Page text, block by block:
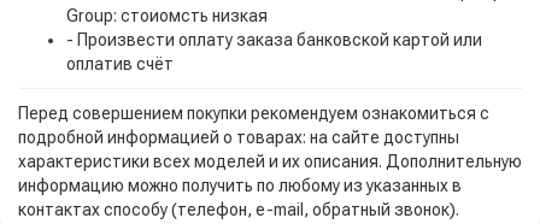
Group: стоиомсть низкая
- Произвести оплату заказа банковской картой или
оплатив счёт
Перед совершением покупки рекомендуем ознакомиться с
подробной информацией о товарах: на сайте доступны
характеристики всех моделей и их описания. Дополнительную
информацию можно получить по любому из указанных в
контактах способу (телефон, e-mail, обратный звонок).